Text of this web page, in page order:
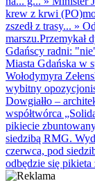
krew z krwi
zszedł z trasy... »
marszu.Przemykał
Gdańscy radni:
Miasta Gdańska w
Wołodymyra
wybitny
Dowgiałło –
współtwórca
pikiecie
siedzibą RMG.
czerwca, pod
odbędzie się pikieta